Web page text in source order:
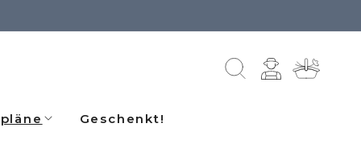
Geschenkt!
EinloggenWarenkorb